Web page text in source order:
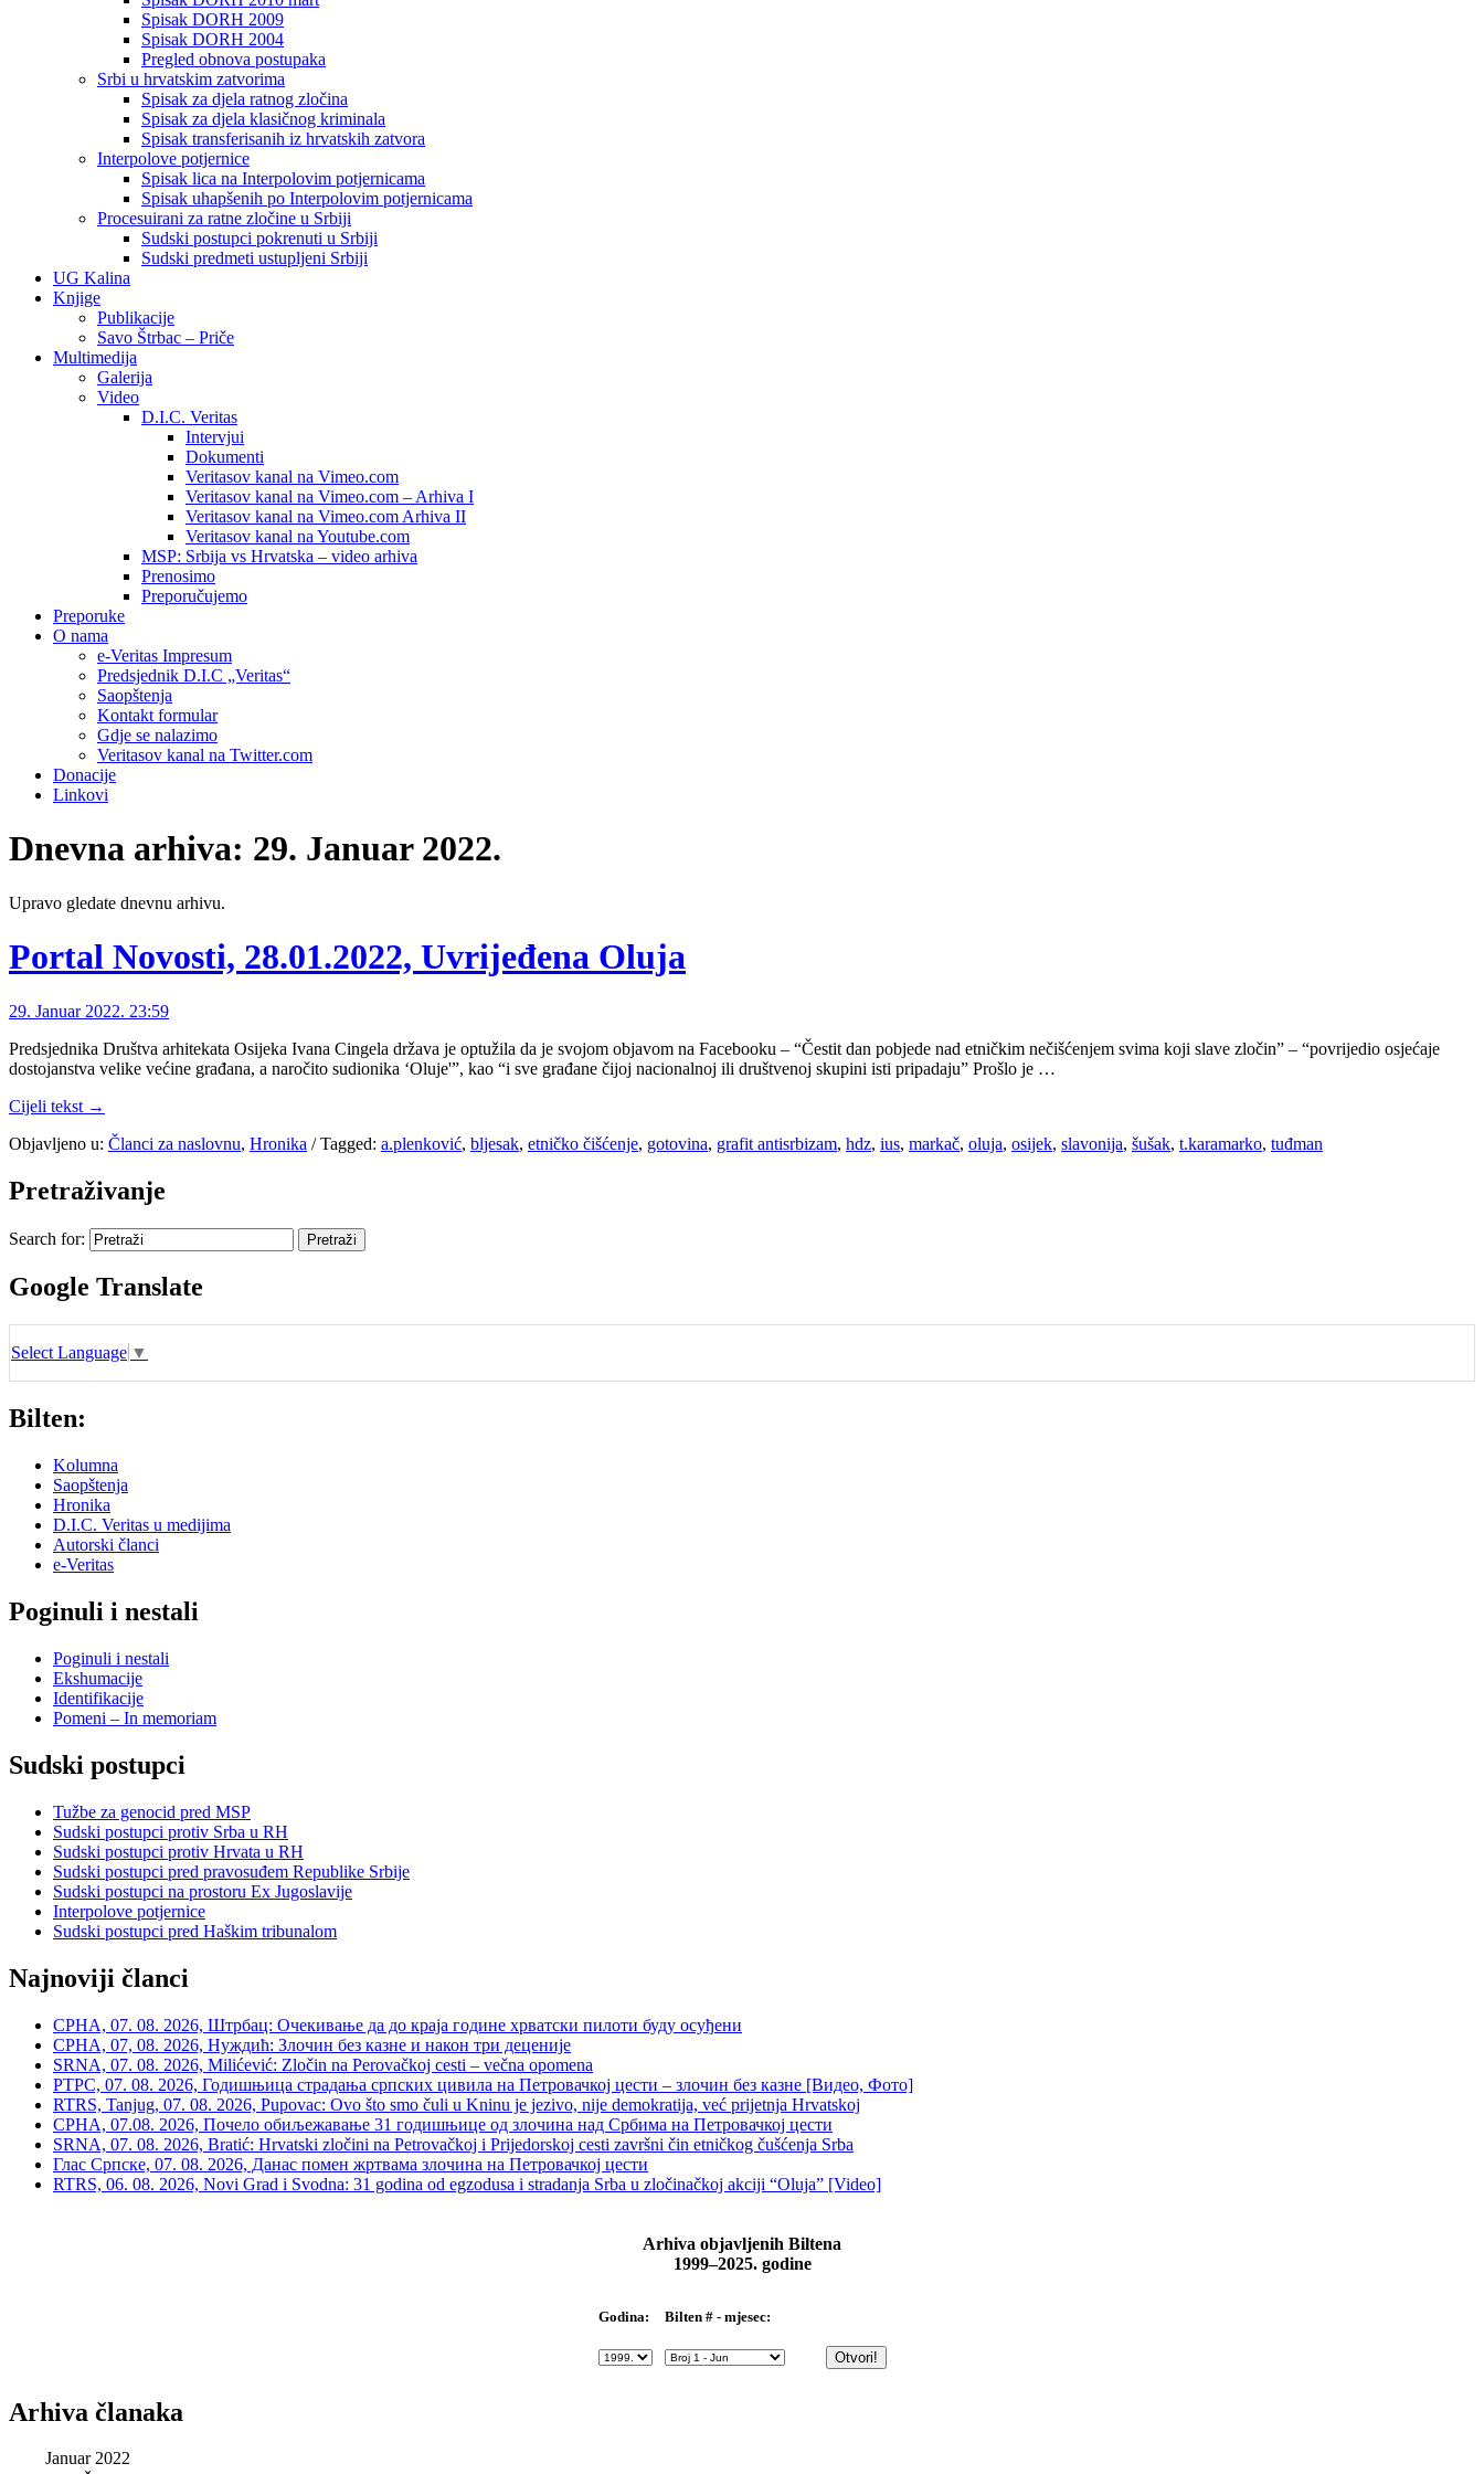
Spisak DORH 2009
Spisak DORH 2004
Pregled obnova postupaka
Srbi u hrvatskim zatvorima
Spisak za djela ratnog zločina
Spisak za djela klasičnog kriminala
Spisak transferisanih iz hrvatskih zatvora
Interpolove potjernice
Spisak lica na Interpolovim potjernicama
Spisak uhapšenih po Interpolovim potjernicama
Procesuirani za ratne zločine u Srbiji
Sudski postupci pokrenuti u Srbiji
Sudski predmeti ustupljeni Srbiji
UG Kalina
Knjige
Publikacije
Savo Štrbac – Priče
Multimedija
Galerija
Video
D.I.C. Veritas
Intervjui
Dokumenti
Veritasov kanal na Vimeo.com
Veritasov kanal na Vimeo.com – Arhiva I
Veritasov kanal na Vimeo.com Arhiva II
Veritasov kanal na Youtube.com
MSP: Srbija vs Hrvatska – video arhiva
Prenosimo
Preporučujemo
Preporuke
O nama
e-Veritas Impresum
Predsjednik D.I.C „Veritas“
Saopštenja
Kontakt formular
Gdje se nalazimo
Veritasov kanal na Twitter.com
Donacije
Linkovi
Dnevna arhiva: 29. Januar 2022.
Upravo gledate dnevnu arhivu.
Portal Novosti, 28.01.2022, Uvrijeđena Oluja
29. Januar 2022. 23:59
Predsjednika Društva arhitekata Osijeka Ivana Cingela država je optužila da je svojom objavom na Facebooku – “Čestit dan pobjede nad etničkim nečišćenjem svima koji slave zločin” – “povrijedio osjećaje
dostojanstva velike većine građana, a naročito sudionika ‘Oluje'”, kao “i sve građane čijoj nacionalnoj ili društvenoj skupini isti pripadaju” Prošlo je …
Cijeli tekst →
Objavljeno u: Članci za naslovnu, Hronika /Tagged: a.plenković, bljesak, etničko čišćenje, gotovina, grafit antisrbizam, hdz, ius, markač, oluja, osijek, slavonija, šušak, t.karamarko, tuđman
Pretraživanje
Search for:
Google Translate
Select Language ▼
Bilten:
Kolumna
Saopštenja
Hronika
D.I.C. Veritas u medijima
Autorski članci
e-Veritas
Poginuli i nestali
Poginuli i nestali
Ekshumacije
Identifikacije
Pomeni – In memoriam
Sudski postupci
Tužbe za genocid pred MSP
Sudski postupci protiv Srba u RH
Sudski postupci protiv Hrvata u RH
Sudski postupci pred pravosuđem Republike Srbije
Sudski postupci na prostoru Ex Jugoslavije
Interpolove potjernice
Sudski postupci pred Haškim tribunalom
Najnoviji članci
СРНА, 07. 08. 2026, Штрбац: Очекивање да до краја године хрватски пилоти буду осуђени
СРНА, 07, 08. 2026, Нуждић: Злочин без казне и након три деценије
SRNA, 07. 08. 2026, Milićević: Zločin na Perovačkoj cesti – večna opomena
РТРС, 07. 08. 2026, Годишњица страдања српских цивила на Петровачкој цести – злочин без казне [Видео, Фото]
RTRS, Tanjug, 07. 08. 2026, Pupovac: Ovo što smo čuli u Kninu je jezivo, nije demokratija, već prijetnja Hrvatskoj
СРНА, 07.08. 2026, Почело обиљежавање 31 годишњице од злочина над Србима на Петровачкој цести
SRNA, 07. 08. 2026, Bratić: Hrvatski zločini na Petrovačkoj i Prijedorskoj cesti završni čin etničkog čušćenja Srba
Глас Српске, 07. 08. 2026, Данас помен жртвама злочина на Петровачкој цести
RTRS, 06. 08. 2026, Novi Grad i Svodna: 31 godina od egzodusa i stradanja Srba u zločinačkoj akciji “Oluja” [Video]
Arhiva objavljenih Biltena
1999–2025. godine
Godina: Bilten # - mjesec:
Arhiva članaka
Januar 2022